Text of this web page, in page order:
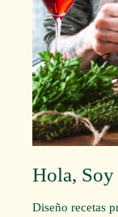
Hola,
Diseño recetas